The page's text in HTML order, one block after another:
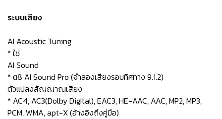
ระบบเสียง
AI Acoustic Tuning
* ใช่
AI Sound
* α8 AI Sound Pro (จำลองเสียงรอบทิศทาง 9.1.2)
ตัวแปลงสัญญาณเสียง
* AC4, AC3(Dolby Digital), EAC3, HE-AAC, AAC, MP2, MP3,
PCM, WMA, apt-X (อ้างอิงถึงคู่มือ)